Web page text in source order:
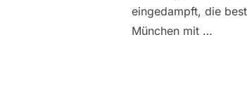
eingedampft, die
München mit …